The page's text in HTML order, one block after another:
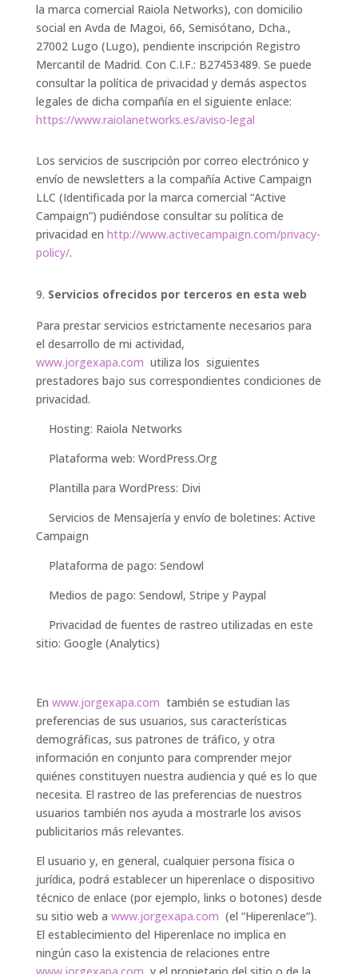
la marca comercial Raiola Networks), con domicilio
social en Avda de Magoi, 66, Semisótano, Dcha.,
27002 Lugo (Lugo), pendiente inscripción Registro
Mercantil de Madrid. Con C.I.F.: B27453489. Se puede
consultar la política de privacidad y demás aspectos
legales de dicha compañía en el siguiente enlace:
https://www.raiolanetworks.es/aviso-legal
Los servicios de suscripción por correo electrónico y
envío de newsletters a la compañía Active Campaign
LLC (Identificada por la marca comercial “Active
Campaign”) pudiéndose consultar su política de
privacidad en http://www.activecampaign.com/privacy-
policy/.
Servicios ofrecidos por terceros en esta web
Para prestar servicios estrictamente necesarios para
el desarrollo de mi actividad,
www.jorgexapa.com utiliza los siguientes
prestadores bajo sus correspondientes condiciones de
privacidad.
Hosting: Raiola Networks
Plataforma web: WordPress.Org
Plantilla para WordPress: Divi
Servicios de Mensajería y envío de boletines: Active
Campaign
Plataforma de pago: Sendowl
Medios de pago: Sendowl, Stripe y Paypal
Privacidad de fuentes de rastreo utilizadas en este
sitio: Google (Analytics)
En www.jorgexapa.com también se estudian las
preferencias de sus usuarios, sus características
demográficas, sus patrones de tráfico, y otra
información en conjunto para comprender mejor
quiénes constituyen nuestra audiencia y qué es lo que
necesita. El rastreo de las preferencias de nuestros
usuarios también nos ayuda a mostrarle los avisos
publicitarios más relevantes.
El usuario y, en general, cualquier persona física o
jurídica, podrá establecer un hiperenlace o dispositivo
técnico de enlace (por ejemplo, links o botones) desde
su sitio web a www.jorgexapa.com (el “Hiperenlace“).
El establecimiento del Hiperenlace no implica en
ningún caso la existencia de relaciones entre